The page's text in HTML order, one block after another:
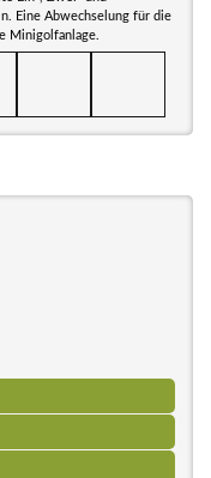
Eine Abwechselung für die
Minigolfanlage.